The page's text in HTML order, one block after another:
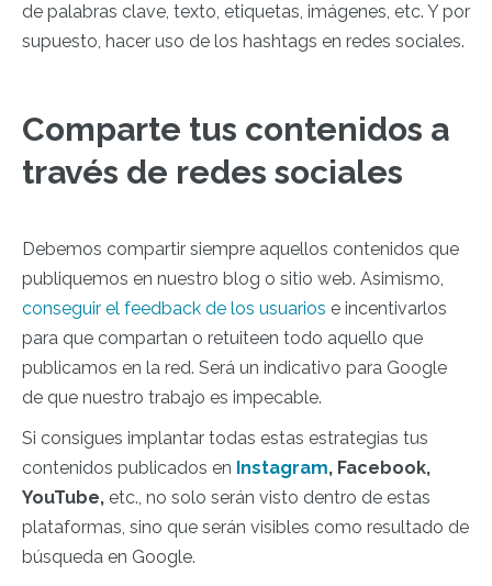
de palabras clave, texto, etiquetas, imágenes, etc. Y por
supuesto, hacer uso de los hashtags en redes sociales.
Comparte tus contenidos a
través de redes sociales
Debemos compartir siempre aquellos contenidos que
publiquemos en nuestro blog o sitio web. Asimismo,
conseguir el feedback de los usuarios e incentivarlos
para que compartan o retuiteen todo aquello que
publicamos en la red. Será un indicativo para Google
de que nuestro trabajo es impecable.
Si consigues implantar todas estas estrategias tus
contenidos publicados en Instagram, Facebook,
YouTube, etc., no solo serán visto dentro de estas
plataformas, sino que serán visibles como resultado de
búsqueda en Google.